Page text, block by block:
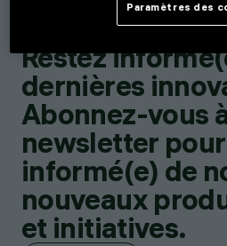
Trouvez un
Restez
dernières
Abonnez-vous
newsletter
informé(e) de
nouveaux
et initiatives.
Paramètres des